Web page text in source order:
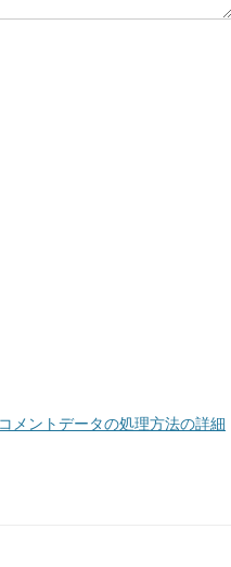
コメントデータの処理方法の詳細